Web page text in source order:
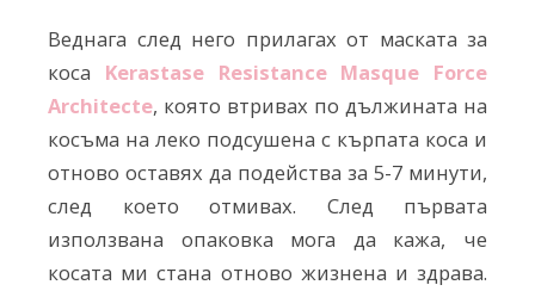
Веднага след него прилагах от маската за
коса Kerastase Resistance Masque Force
Architecte, която втривах по дължината на
косъма на леко подсушена с кърпата коса и
отново оставях да подейства за 5-7 минути,
след което отмивах. След първата
използвана опаковка мога да кажа, че
косата ми стана отново жизнена и здрава.